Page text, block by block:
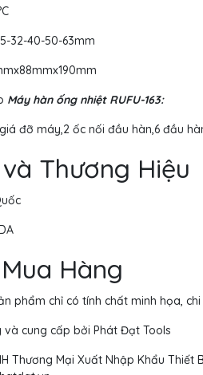
C
32-40-50-63mm
Máy hàn ống nhiệt RUFU-163:
đỡ máy,2 ốc nối đầu hàn,6 đầu
Thương Hiệu
Hàng
phẩm chỉ có tính chất minh họa,
cung cấp bởi Phát Đạt Tools
Thương Mại Xuất Nhập Khẩu Thiết